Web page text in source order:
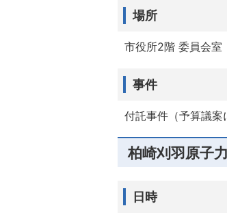
場所
市役所2階 委員会室
事件
付託事件（予算議案
柏崎刈羽原子
日時